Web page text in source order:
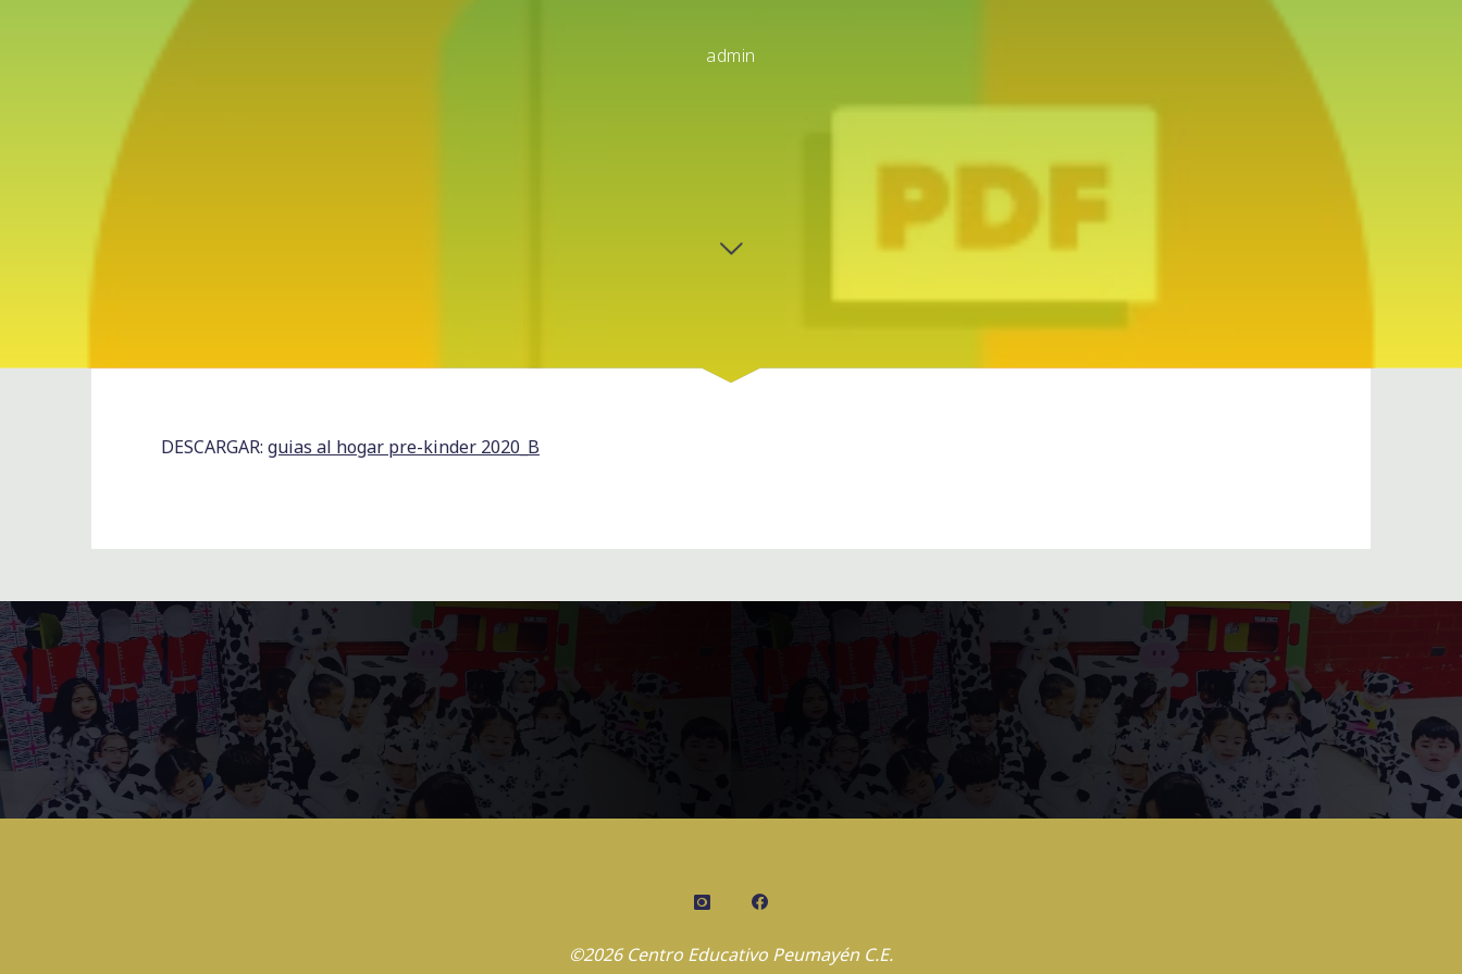
admin
DESCARGAR: guias al hogar pre-kinder 2020_B
©2026 Centro Educativo Peumayén C.E.